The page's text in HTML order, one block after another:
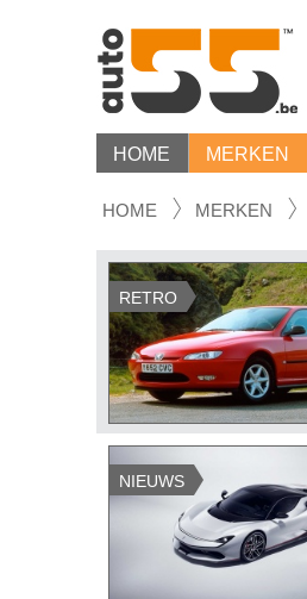
HOME MERKEN
HOME MERKEN
RETRO
NIEUWS